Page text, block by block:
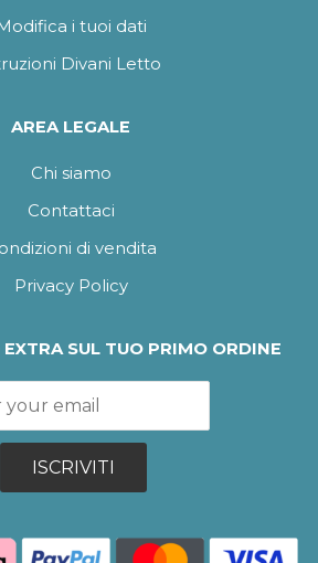
i tuoi dati
Divani Letto
AREA LEGALE
Chi siamo
Contattaci
di vendita
Privacy Policy
SUL TUO PRIMO ORDINE
ISCRIVITI